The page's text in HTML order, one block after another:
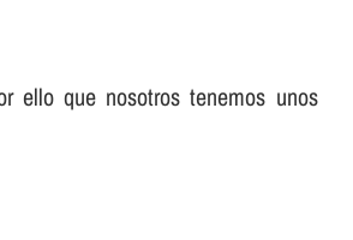
ello que nosotros tenemos unos